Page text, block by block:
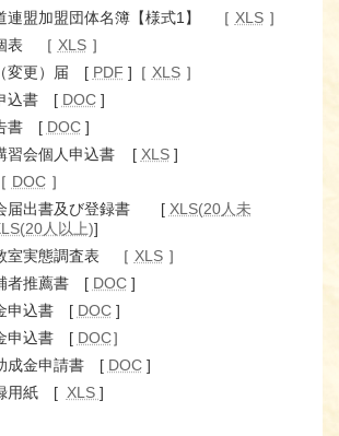
連盟加盟団体名簿【様式1】 ［ XLS］
表 ［ XLS］
変更）届 [ PDF ]［ XLS］
込書 [ DOC]
書 [ DOC]
習会個人申込書 [ XLS]
DOC］
届出書及び登録書 [ XLS(20人未
20人以上)]
室実態調査表 ［ XLS］
者推薦書 [ DOC]
申込書 [ DOC]
申込書 [ DOC］
成金申請書 [ DOC]
用紙 [ XLS ]